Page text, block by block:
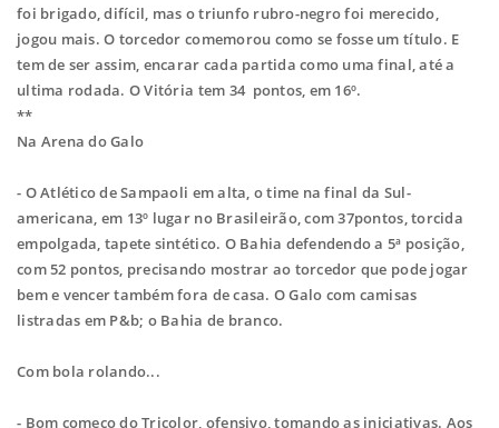
foi brigado, difícil, mas o triunfo rubro-negro foi merecido,
jogou mais. O torcedor comemorou como se fosse um título. E
tem de ser assim, encarar cada partida como uma final, até a
ultima rodada. O Vitória tem 34 pontos, em 16º.
**
Na Arena do Galo
- O Atlético de Sampaoli em alta, o time na final da Sul-
americana, em 13º lugar no Brasileirão, com 37pontos, torcida
empolgada, tapete sintético. O Bahia defendendo a5ª posição,
com 52 pontos, precisando mostrar ao torcedor que pode jogar
bem e vencer também fora de casa. O Galo com camisas
listradas em P&b; o Bahia de branco.
Com bola rolando...
- Bom começo do Tricolor, ofensivo, tomando as iniciativas. Aos